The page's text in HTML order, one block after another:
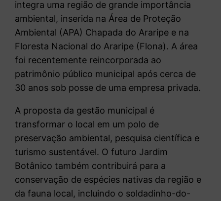
integra uma região de grande importância
ambiental, inserida na Área de Proteção
Ambiental (APA) Chapada do Araripe e na
Floresta Nacional do Araripe (Flona). A área
foi recentemente reincorporada ao
patrimônio público municipal após cerca de
30 anos sob posse de uma empresa privada.
A proposta da gestão municipal é
transformar o local em um polo de
preservação ambiental, pesquisa científica e
turismo sustentável. O futuro Jardim
Botânico também contribuirá para a
conservação de espécies nativas da região e
da fauna local, incluindo o soldadinho-do-